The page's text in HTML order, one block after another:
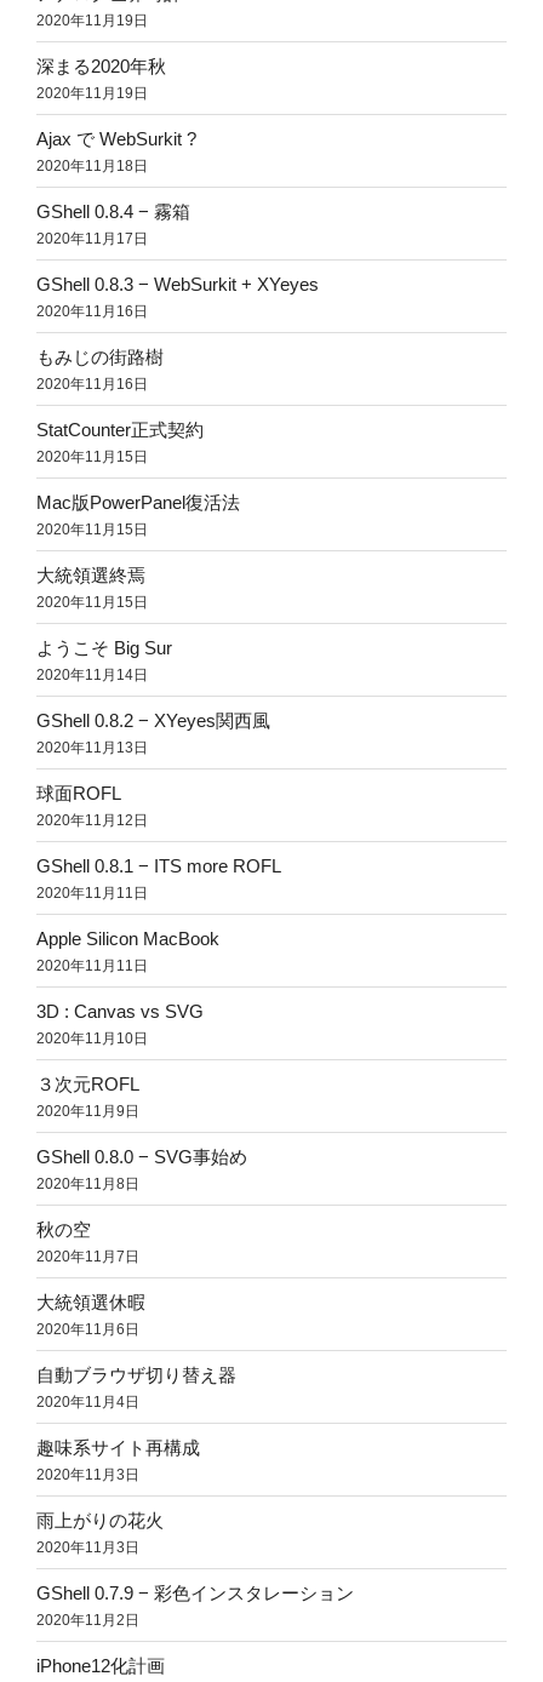
2020年11月19日
深まる2020年秋
2020年11月19日
Ajax で WebSurkit ?
2020年11月18日
GShell 0.8.4 − 霧箱
2020年11月17日
GShell 0.8.3 − WebSurkit + XYeyes
2020年11月16日
もみじの街路樹
2020年11月16日
StatCounter正式契約
2020年11月15日
Mac版PowerPanel復活法
2020年11月15日
大統領選終焉
2020年11月15日
ようこそ Big Sur
2020年11月14日
GShell 0.8.2 − XYeyes関西風
2020年11月13日
球面ROFL
2020年11月12日
GShell 0.8.1 − ITS more ROFL
2020年11月11日
Apple Silicon MacBook
2020年11月11日
3D : Canvas vs SVG
2020年11月10日
３次元ROFL
2020年11月9日
GShell 0.8.0 − SVG事始め
2020年11月8日
秋の空
2020年11月7日
大統領選休暇
2020年11月6日
自動ブラウザ切り替え器
2020年11月4日
趣味系サイト再構成
2020年11月3日
雨上がりの花火
2020年11月3日
GShell 0.7.9 − 彩色インスタレーション
2020年11月2日
iPhone12化計画